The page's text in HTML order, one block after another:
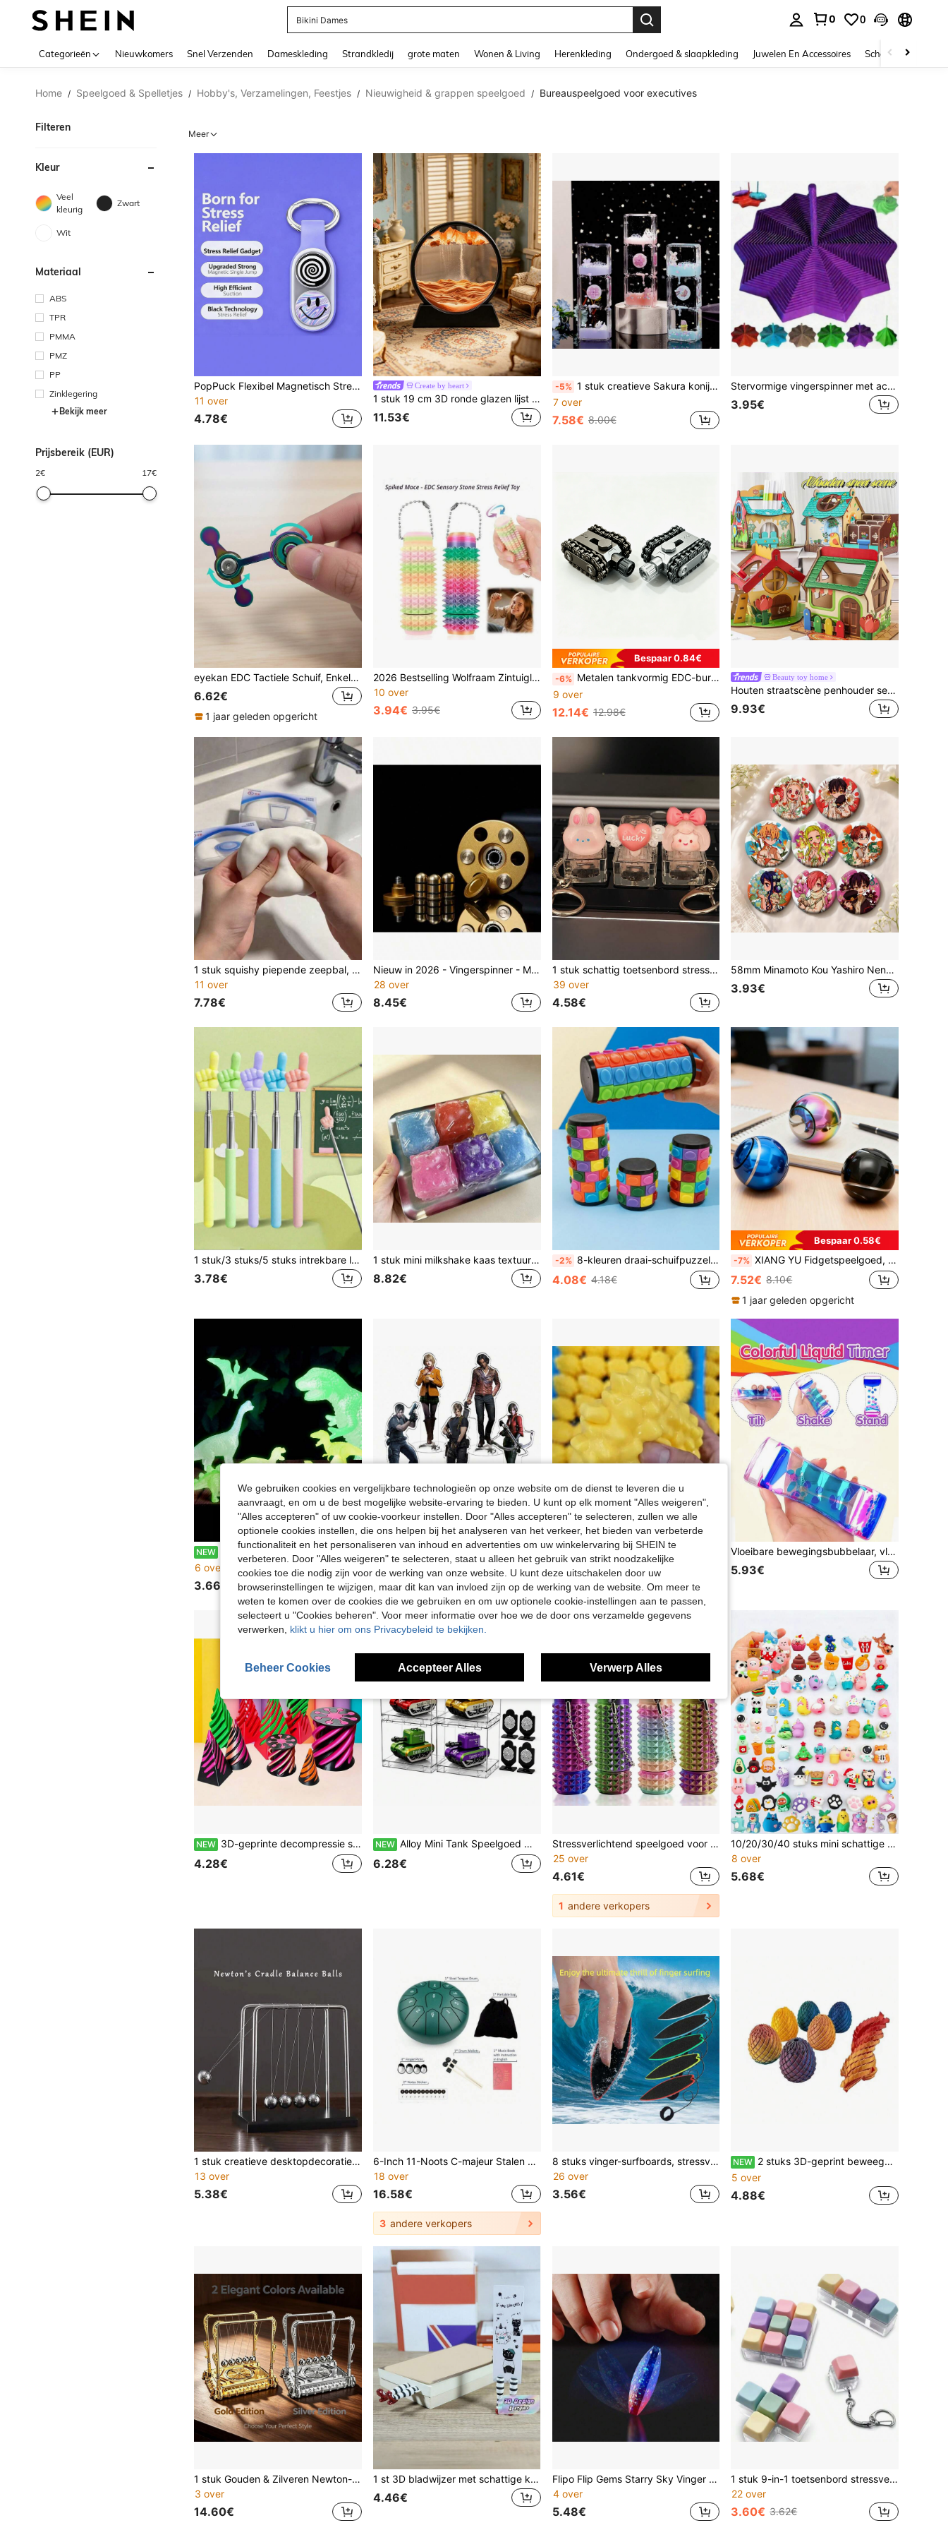
Bikini Dames
0 0
Categorieën Nieuwkomers Snel Verzenden Dameskleding Strandkledij grote maten Wonen & Living Herenkleding Ondergoed & slaapkleding Juwelen En Accessoires Schoonheid &
Home / Speelgoed & Spelletjes / Hobby's, Verzamelingen, Feestjes / Nieuwigheid & grappen speelgoed / Bureauspeelgoed voor executives
Filteren
Kleur
Veel
kleurig
Zwart
Wit
Materiaal
ABS
TPR
PMMA
PMZ
PP
Zinklegering
Bekijk meer
Prijsbereik (EUR)
2€ 17€
Meer
PopPuck Flexibel Magnetisch Stressverlichtend Duimspeeltje, Vingerspinner, Vingerspeeltje. Vingerschuifje. Magnetisch Speelgoed. Draagbaar Dagelijks Gebruik. Ring. Vingerspeeltje met Textuur. Draaien en Omdraaien. Stressverlichter voor op kantoor.
11 over
4.78€
Create by heart
1 stuk 19 cm 3D ronde glazen lijst met diepzeezandmotief, luxe lijst met stromend zandkunst, stressverlichtende decoratie voor thuis of op kantoor, boekenplankversiering, verkrijgbaar in meerdere kleuren, creatief meubelaccessoire
11.53€
-5% 1 stuk creatieve Sakura konijn transparante vloeistofgevulde bureaudecoratie, gemaakt van hoogtransparant acryl, 3-laags kubusontwerp met schattige elementen zoals Sakura, konijn, ijs, langzaam stromende vloeistof met kleurverloop, geluidloze meerkleurige opties, dient als zowel timer als bureaussierstuk, ideaal voor tieners, studenten, kantoormedewerkers, decoratie-enthousiastelingen, verzamelaars van stressverlichtend speelgoed
7 over
7.58€ 8.00€
Stervormige vingerspinner met achthoekig decoratief handvat, uniek ontworpen stressverlichtend speeltje, geschikt als origineel nieuwjaarscadeau voor volwassenen, draagbaar bureau-stressverlichtend speeltje met helder en aangenaam geluid.
3.95€
eyekan EDC Tactiele Schuif, Enkel/Dubbel Oscillerende Structuur EDC Metalen Schuif Bureaudecoratie, Compact Handmatig Bureauartikel voor Dagelijks Gebruik op het Bureau, Een Waardig Cadeau voor Vrienden, Vriendjes, Echtgenoten of Vaders
6.62€
1 jaar geleden opgericht
2026 Bestselling Wolfraam Zintuiglijke Steen, Stressverlichtend Hulpmiddel voor ADHD-training, Leuk Speelgoed, Anti-angst, Intellectuele Stimulatie Speelgoed, Jeugd Stressverlichtend Zintuiglijk Speelgoed, Bureaublad Knijpspeelgoed, Verjaardagscadeau, Perfect Cadeau
10 over
3.94€ 3.95€
Bespaar 0.84€
-6% Metalen tankvormig EDC-bureauspeeltje - Draaiende mechanische ketting, gyroscoopvliegwiel en tandwielontwerp, nauwkeurig vervaardigd hulpmiddel voor concentratie op kantoor en ideaal als cadeau
9 over
12.14€ 12.98€
Beauty toy home
Houten straatscène penhouder serie, gemaakt van hoogwaardig houten materiaal, unieke structuur, stevig en duurzaam. Stressverlichtend handgemaakt cadeau, modieus verrassingscadeau voor grote feestdagen.
9.93€
1 stuk squishy piepende zeepbal, volledig handgemaakt, geluidsgestuurd stressverlichtend speelgoed, kan angst verlichten, vingerspeeltje, handdrukverlichting, verjaardag-feest-kerstmis-Valentijnsdag-beste cadeau-ASMR speelgoed
11 over
7.78€
Nieuw in 2026 - Vingerspinner - Metalen afneembare kogelvingerspinner - Mechanisch roterend ontspanningsspeelgoed, volledig metalen bureau-EDC-accessoire, creatief stressverlichtend uniek cadeau - Vakantiecadeau, creatieve verrassing, perfect cadeau
28 over
8.45€
1 stuk schattig toetsenbord stressverlichtingsspeelgoed, decompressietoetsenbord, toetsenbord met enkele toets stressverlichting, toetsenbord sleutelhangerspeelgoed, toetsenbordkapje speelgoed voor vingerbewegingen, gebruikt om stress te verlichten en de tijd te doden, perfect voor kerstcadeaus en als klein cadeautje voor in de kerstsok.
39 over
4.58€
58mm Minamoto Kou Yashiro Nene Toilet-Bound Hanako-Kun Anime Goods Character Badge Cosplay Cartoon Schattige Emaille Spelden Voor Rugzak Kleding Sieraden
3.93€
1 stuk/3 stuks/5 stuks intrekbare leesaanwijzer, aanwijsstok voor het onderwijs, verkrijgbaar in meerdere kleuren, intrekbare leesaanwijzer, elektronische leesaanwijzer, aanwijsstok voor het onderwijs, geschikt voor verjaardagscadeautjes, feestartikelen, beloningen in de klas en prijzen voor carnaval (willekeurige kleur)
3.78€
1 stuk mini milkshake kaas textuur niet-terugspringende knapperige handgemaakte DIY squishy bal
8.82€
-2% 8-kleuren draai-schuifpuzzel, puzzel, stressverlichtend speelgoed, orde herstellen/patronen creëren, 6-8 lagen, snel demonteerbaar, hersenkraker, sensorisch speelgoed
4.08€ 4.18€
Bespaar 0.58€
-7% XIANG YU Fidgetspeelgoed, sensorisch speelgoed voor volwassenen, bureauspeelgoed, metalen vingerspinner, perfect cadeau voor verjaardagen en feestdagen
7.52€ 8.10€
1 jaar geleden opgericht
NEW
2/6 stuks fluorescerende mini dinosaurusspeeltjes, kleurrijke realistische dinosaurusspeelgoedfiguren, cupcake toppers, dinosaurusthema feestcadeaus, verjaardagscadeautasvullers, eierschaalvullers, prijzen, carnavalsgeschenken
6 over
3.66€
RE4 Evil Castle 4 Remake Game Acryl Display Model, Kerstcadeau Sleutelhanger, Serie Game Personage Acryl Standbeeld
29 over
4.54€
Grote handgemaakte knijpbal van durian-bouwblokken, gepersonaliseerd DIY-stressspeeltje met knapperig geluid, grensoverschrijdend
11.99€
Vloeibare bewegingsbubbelaar, vloeibare bubbelaar, timer voor sensorisch spel, fidget-speeltje - stressmanagement - coole bureaudecoratie Halloween/Thanksgiving Day/kerstcadeau Paascadeau
5.93€
NEW 3D-geprinte decompressie spiraalkegel speelgoed piramide sculptuur creatieve stressverlichting souvenir push-push speelgoed, geschikt voor Kerstmis, stressverlichting speelgoed, kerstdecoratie, Valentijnsdag cadeau, terug naar school, angst, plezier
4.28€
NEW Alloy Mini Tank Speelgoed met Displaykasten & Doelen, Pull Back Die-Cast Tanks, Ejection Shell Launcher, Schietspel Speelgoed voor Tieners & Volwassenen Feestcadeau Pakken, Feestbenodigdheden, Halloween Cadeaus
6.28€
Stressverlichtend speelgoed voor volwassenen: draaiende stekelige grip, biedt sensorische stimulatie - verlicht angst, ADHD, autisme, geschikt voor kantoor, reizen, klaslokaal en meer - uniek cadeau voor vrienden (kleur en details willekeurig)
25 over
4.61€
1 andere verkopers
10/20/30/40 stuks mini schattige rubberen speelgoedjes in de vorm van eten en dieren, kunnen worden gebruikt als pendoppen, schattige bulkfeestcadeaus en prijsdoosvullers (willekeurig)
8 over
5.68€
1 stuk creatieve desktopdecoratie Physics Concept Perpetual Motion Ball, Alloy Newton's Cradle (niet-perpetueel)
13 over
5.38€
6-Inch 11-Noots C-majeur Stalen Tongtrommel Handpan Etherische Trommel Genezende Trommel Percussie-instrument
18 over
16.58€
3 andere verkopers
8 stuks vinger-surfboards, stressverlichtend speelgoed, gemaakt van ABS-materiaal, drijvend in lucht en water, geschikt als beloning voor leerlingen en als cadeau voor diverse feestdagen.
26 over
3.56€
NEW 2 stuks 3D-geprint beweegbaar drakenhuid draken-ei stressverlichtend bouwblok ornament, multi-kleur gradiënt, uitbreidbaar, monteerbaar vingertopspeeltje, stressverlichtende helende bureaudecoratie voor volwassenen en studenten, creatief verjaardags- en vakantiecadeau
5 over
4.88€
1 stuk Gouden & Zilveren Newton-wiegen balansbal - kantoor bureau decoratie, student stressverlichting cadeau, Newton-wiegenbal, verjaardagscadeau, vakantiecadeau, stressverlichting bureauspeeltje, leuk wetenschappelijk natuurkunde leeraccessoire, kalmerende kit, decoratief cadeau, huisdecoratie, bureau decoratie, sfeerdecoratie, interessante decoratie, gouden ornament, zilveren ornament, high-end
3 over
14.60€
1 st 3D bladwijzer met schattige kat bladwijzer voor het lezen van papier bladwijzer boekenliefhebbers, Kerstmis, Lentefestival, Valentijnsdag, cadeau, Kerstmis, Kat, Wicked
4.46€
Flipo Flip Gems Starry Sky Vinger Spinner, Bureaublad Flip Kinetische Energie Stressverlichtingsspeelgoed, Kantoor Drukverlichtingsgadget, Leuk decompressiespeelgoed voor studenten in de klas om werkstress te verlichten, Kerstcadeau voor tieners
4 over
5.48€
1 stuk 9-in-1 toetsenbord stressverlichtingsspeelgoed, toetsenbord stressverlichting sleutelhanger, anti-stress toetsenbordknoppen, vingerdrukspeelgoed, stressverlichtingsspeelgoed (macaron, morandi)
22 over
3.60€ 3.62€
We gebruiken cookies en vergelijkbare technologieën op onze website om de dienst te leveren die u
aanvraagt, en om u de best mogelijke website-ervaring te bieden. U kunt op elk moment "Alles weigeren",
"Alles accepteren" of uw cookie-voorkeur instellen. Door "Alles accepteren" te selecteren, zullen we alle
optionele cookies instellen, die ons helpen bij het analyseren van het verkeer, het bieden van verbeterde
functionaliteit en het personaliseren van inhoud en advertenties om uw winkelervaring bij SHEIN te
verbeteren. Door "Alles weigeren" te selecteren, staat u alleen het gebruik van strikt noodzakelijke
cookies toe die nodig zijn voor de werking van onze website. U kunt deze uitschakelen door uw
browserinstellingen te wijzigen, maar dit kan van invloed zijn op de werking van de website. Om meer te
weten te komen over de cookies die we gebruiken en om uw optionele cookie-instellingen aan te passen,
selecteert u "Cookies beheren". Voor meer informatie over hoe we de door ons verzamelde gegevens
verwerken, klikt u hier om ons Privacybeleid te bekijken.
Beheer Cookies Accepteer Alles Verwerp Alles